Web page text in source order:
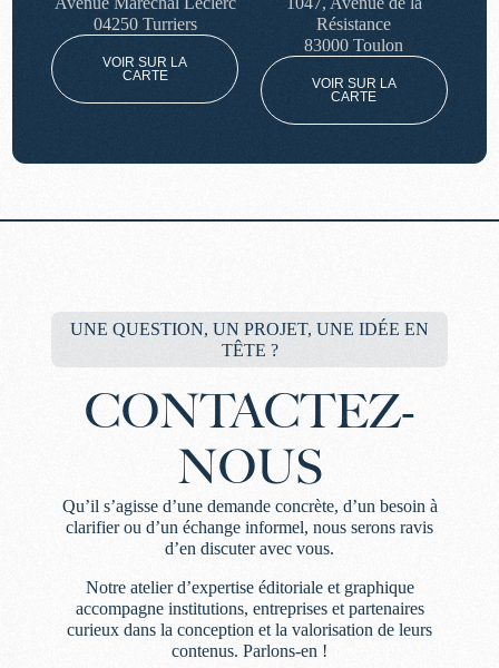
04250 Turriers
VOIR SUR LA
CARTE
Résistance
83000 Toulon
VOIR SUR LA
CARTE
UNE QUESTION, UN PROJET, UNE IDÉE EN
TÊTE ?
CONTACTEZ-
NOUS
Qu’il s’agisse d’une demande concrète, d’un besoin à
clarifier ou d’un échange informel, nous serons ravis
d’en discuter avec vous.
Notre atelier d’expertise éditoriale et graphique
accompagne institutions, entreprises et partenaires
curieux dans la conception et la valorisation de leurs
contenus. Parlons-en !